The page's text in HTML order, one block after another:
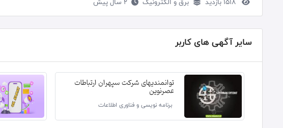
سایر آگهی های کاربر
توانمندیهای شرکت سپهران ارتباطات
عصرنوین
برنامه نویسی و فناوری اطلاعات